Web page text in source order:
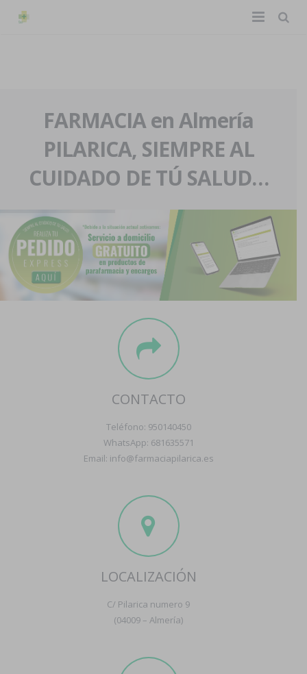
La farmacia
Nuestra historia
Nuestro equipo
Eventos
Servicios y reservas
Pedidos express
Blog
Contacto
Boletín
FARMACIA en Almería
PILARICA, SIEMPRE AL
CUIDADO DE TÚ SALUD…
CONTACTO
Teléfono: 950140450
WhatsApp: 681635571
Email: info@farmaciapilarica.es
LOCALIZACIÓN
C/ Pilarica numero 9
(04009 – Almería)